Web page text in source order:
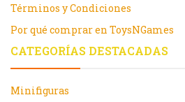
Términos y Condiciones
Por qué comprar en ToysNGames
CATEGORÍAS DESTACADAS
Minifiguras